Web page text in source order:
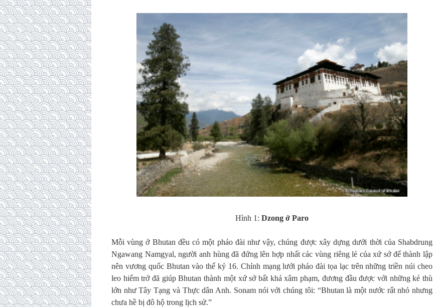
Hình 1: Dzong ở Paro
Mỗi vùng ở Bhutan đều có một pháo đài như vậy, chúng được xây dựng dưới thời của Shabdrung
Ngawang Namgyal, người anh hùng đã đứng lên hợp nhất các vùng riêng lẻ của xứ sở để thành lập
nên vương quốc Bhutan vào thế kỷ 16. Chính mạng lưới pháo đài tọa lạc trên những triền núi cheo
leo hiểm trở đã giúp Bhutan thành một xứ sở bất khả xâm phạm, đương đầu được với những kẻ thù
lớn như Tây Tạng và Thực dân Anh. Sonam nói với chúng tôi: “Bhutan là một nước rất nhỏ nhưng
chưa hề bị đô hộ trong lịch sử.”